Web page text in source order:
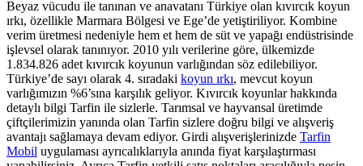
Beyaz vücudu ile tanınan ve anavatanı Türkiye olan kıvırcık koyun
ırkı, özellikle Marmara Bölgesi ve Ege’de yetiştiriliyor. Kombine
verim üretmesi nedeniyle hem et hem de süt ve yapağı endüstrisinde
işlevsel olarak tanınıyor. 2010 yılı verilerine göre, ülkemizde
1.834.826 adet kıvırcık koyunun varlığından söz edilebiliyor.
Türkiye’de sayı olarak 4. sıradaki koyun ırkı, mevcut koyun
varlığımızın %6’sına karşılık geliyor. Kıvırcık koyunlar hakkında
detaylı bilgi Tarfin ile sizlerle. Tarımsal ve hayvansal üretimde
çiftçilerimizin yanında olan Tarfin sizlere doğru bilgi ve alışveriş
avantajı sağlamaya devam ediyor. Girdi alışverişlerinizde Tarfin
Mobil uygulaması ayrıcalıklarıyla anında fiyat karşılaştırması